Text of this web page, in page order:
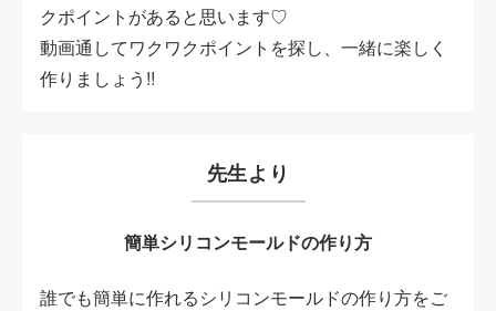
クポイントがあると思います♡
動画通してワクワクポイントを探し、一緒に楽しく
作りましょう!!
先生より
簡単シリコンモールドの作り方
誰でも簡単に作れるシリコンモールドの作り方をご